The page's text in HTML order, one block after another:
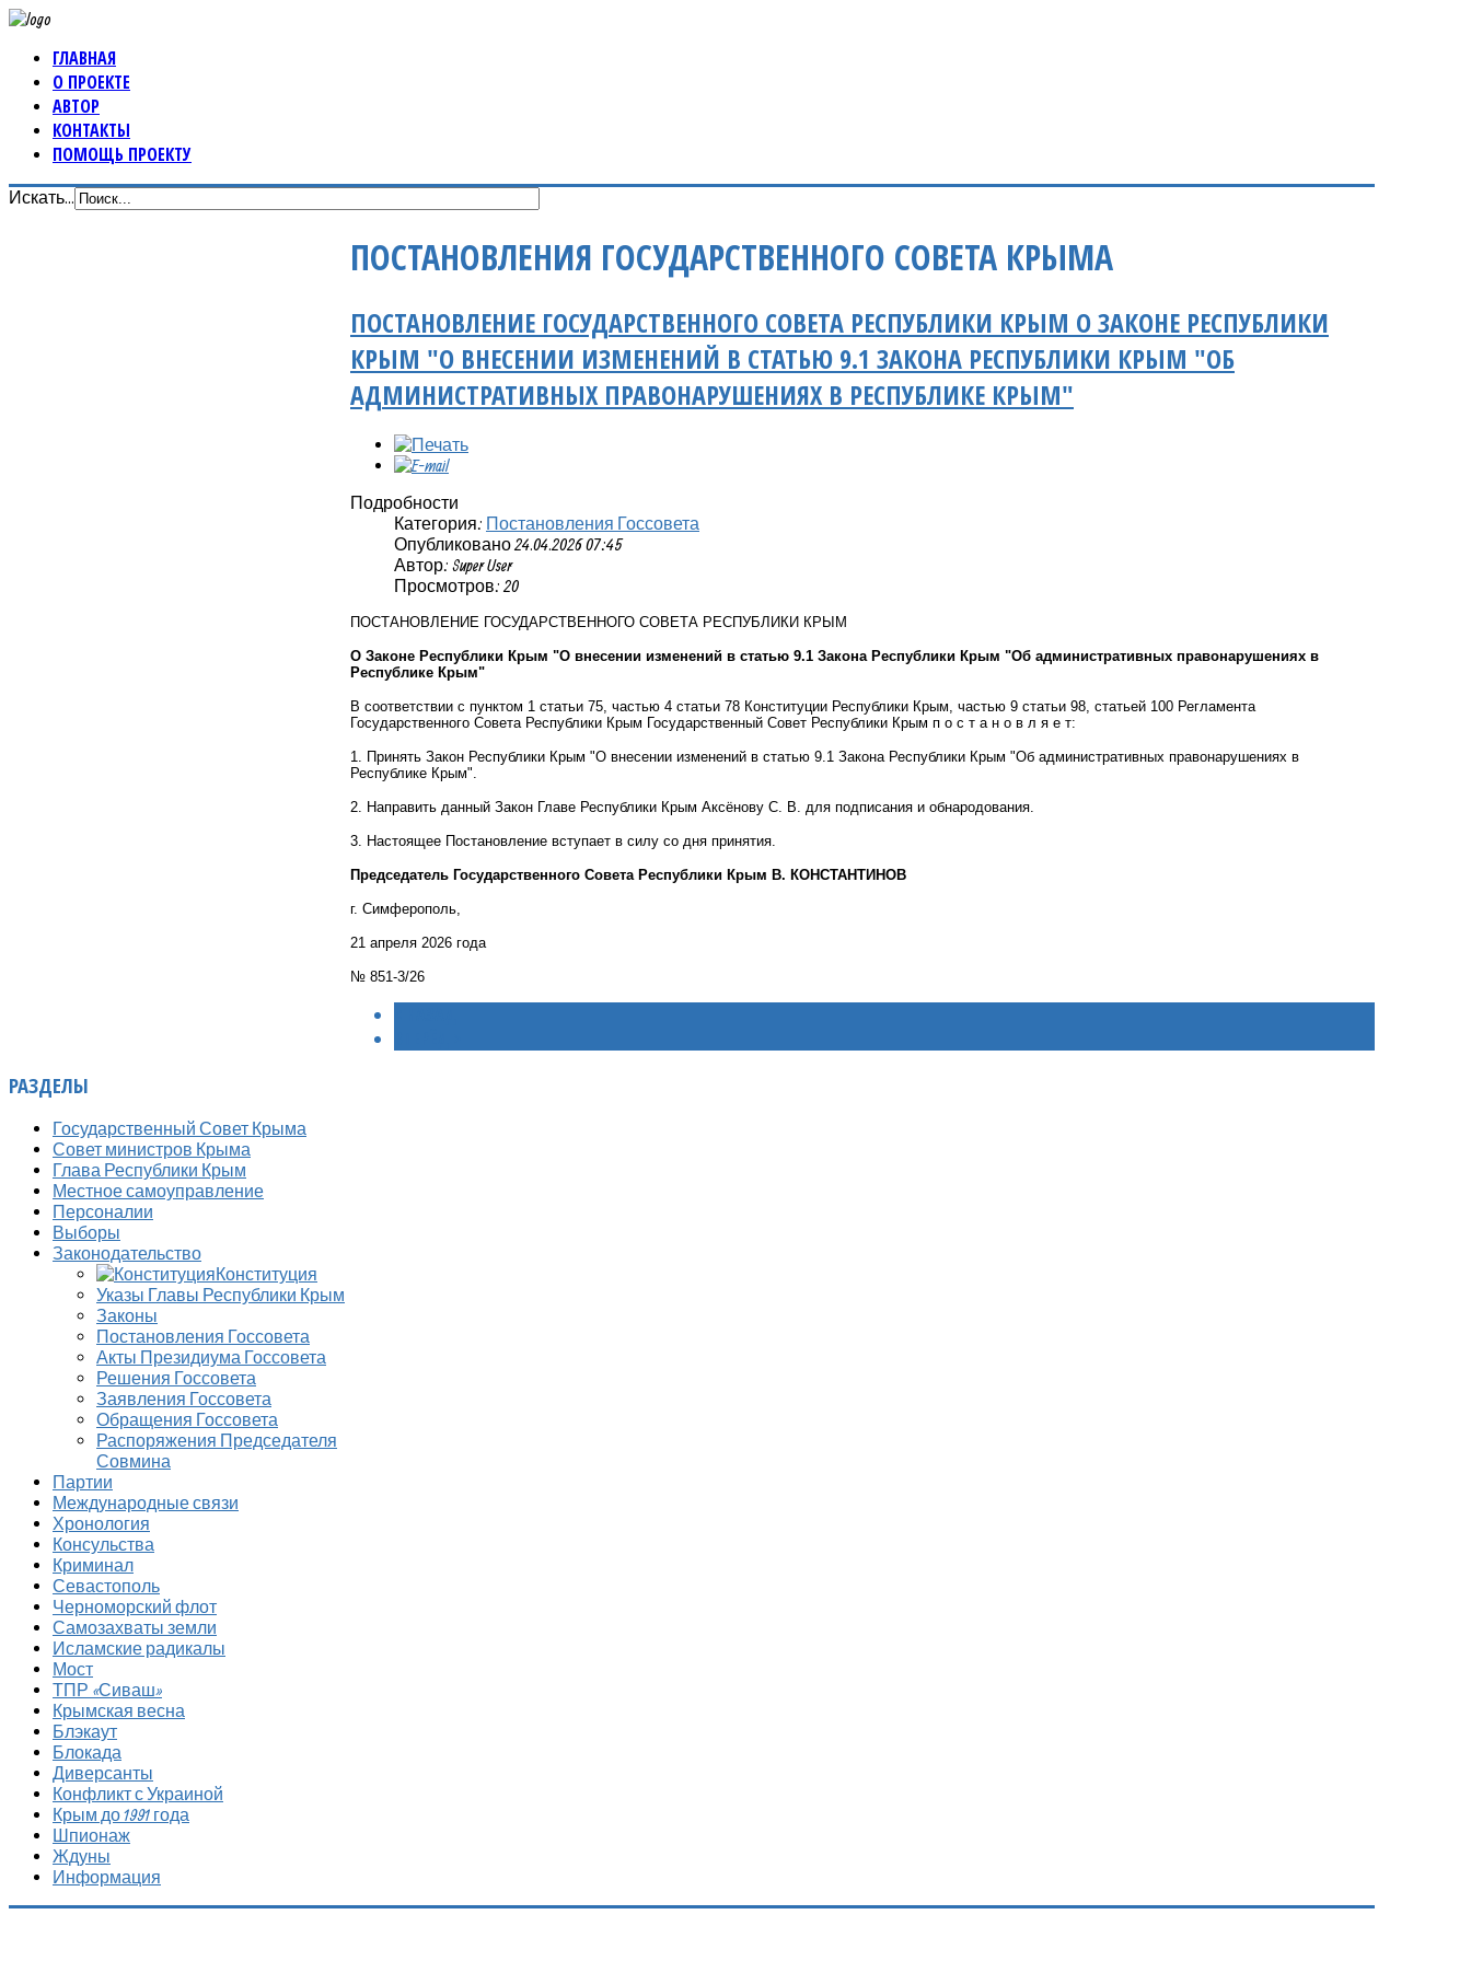
ГЛАВНАЯ
О ПРОЕКТЕ
АВТОР
КОНТАКТЫ
ПОМОЩЬ ПРОЕКТУ
Искать...
ПОСТАНОВЛЕНИЯ ГОСУДАРСТВЕННОГО СОВЕТА КРЫМА
ПОСТАНОВЛЕНИЕ ГОСУДАРСТВЕННОГО СОВЕТА РЕСПУБЛИКИ КРЫМ О ЗАКОНЕ РЕСПУБЛИКИ
КРЫМ "О ВНЕСЕНИИ ИЗМЕНЕНИЙ В СТАТЬЮ 9.1 ЗАКОНА РЕСПУБЛИКИ КРЫМ "ОБ
АДМИНИСТРАТИВНЫХ ПРАВОНАРУШЕНИЯХ В РЕСПУБЛИКЕ КРЫМ"
Подробности
Категория: Постановления Госсовета
Опубликовано 24.04.2026 07:45
Автор: Super User
Просмотров: 20
ПОСТАНОВЛЕНИЕ ГОСУДАРСТВЕННОГО СОВЕТА РЕСПУБЛИКИ КРЫМ
О Законе Республики Крым "О внесении изменений в статью 9.1 Закона Республики Крым "Об административных правонарушениях в
Республике Крым"
В соответствии с пунктом 1 статьи 75, частью 4 статьи 78 Конституции Республики Крым, частью 9 статьи 98, статьей 100 Регламента
Государственного Совета Республики Крым Государственный Совет Республики Крым п о с т а н о в л я е т:
1. Принять Закон Республики Крым "О внесении изменений в статью 9.1 Закона Республики Крым "Об административных правонарушениях в
Республике Крым".
2. Направить данный Закон Главе Республики Крым Аксёнову С. В. для подписания и обнародования.
3. Настоящее Постановление вступает в силу со дня принятия.
Председатель Государственного Совета Республики Крым В. КОНСТАНТИНОВ
г. Симферополь,
21 апреля 2026 года
№ 851-3/26
РАЗДЕЛЫ
Государственный Совет Крыма
Совет министров Крыма
Глава Республики Крым
Местное самоуправление
Персоналии
Выборы
Законодательство
Конституция
Указы Главы Республики Крым
Законы
Постановления Госсовета
Акты Президиума Госсовета
Решения Госсовета
Заявления Госсовета
Обращения Госсовета
Распоряжения Председателя
Совмина
Партии
Международные связи
Хронология
Консульства
Криминал
Севастополь
Черноморский флот
Самозахваты земли
Исламские радикалы
Мост
ТПР «Сиваш»
Крымская весна
Блэкаут
Блокада
Диверсанты
Конфликт с Украиной
Крым до 1991 года
Шпионаж
Ждуны
Информация